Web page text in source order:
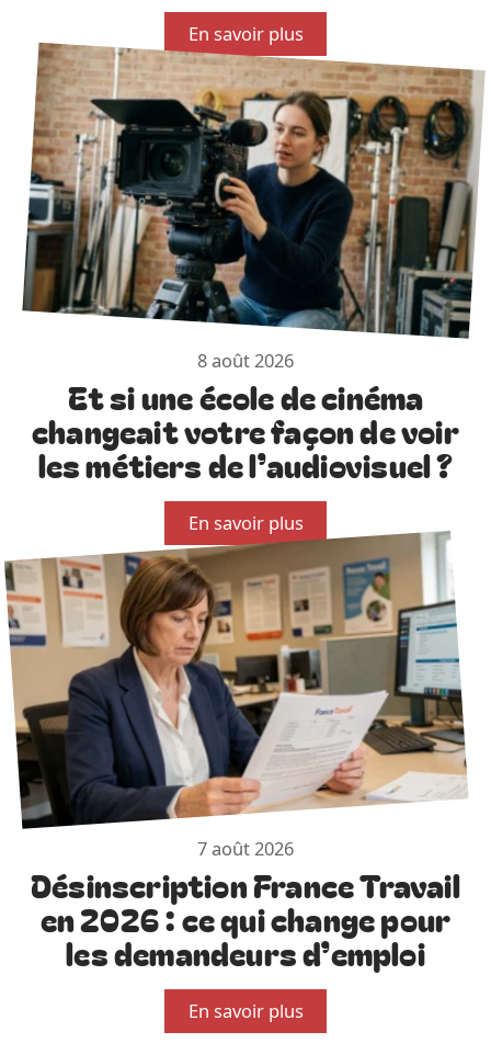
En savoir plus
8 août 2026
Et si une école de cinéma
changeait votre façon de voir
les métiers de l’audiovisuel ?
En savoir plus
7 août 2026
Désinscription France Travail
en 2026 : ce qui change pour
les demandeurs d’emploi
En savoir plus